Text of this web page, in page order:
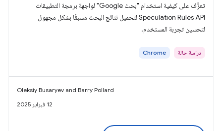
تعرَّف على كيفية استخدام "بحث Google" لواجهة برمجة التطبيقات
Speculation Rules API لتحميل نتائج البحث مسبقًا بشكل مجهول
لتحسين تجربة المستخدم.
دراسة حالة Chrome
Oleksiy Busaryev and Barry Pollard
12 فبراير 2025